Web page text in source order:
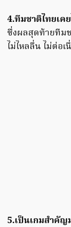
4.ทีมชาติไทยเค
ซึ่งผลสุดท้ายทีม
ไม่ไหลลื่น ไม่ต่อเ
5.เป็นเกมสำคัญ